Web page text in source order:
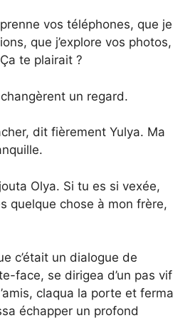
vos téléphones, que je
que j’explore vos photos,
te plairait ?
un regard.
dit fièrement Yulya. Ma
Olya. Si tu es si vexée,
quelque chose à mon frère,
c’était un dialogue de
face, se dirigea d’un pas vif
claqua la porte et ferma
échapper un profond